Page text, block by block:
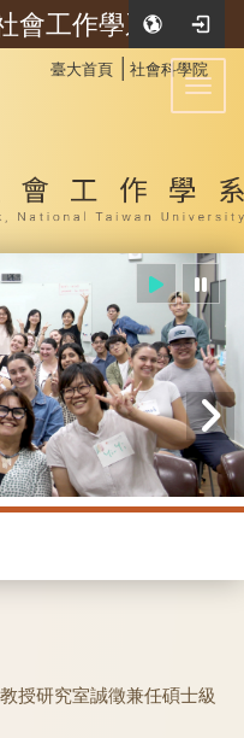
會工作學系
臺大首頁 社會科學院
授研究室誠徵兼任碩士級